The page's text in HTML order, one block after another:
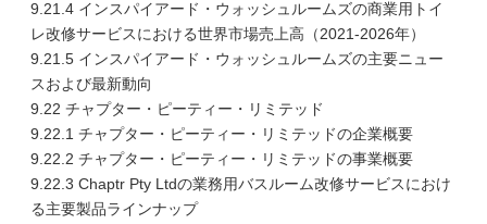
9.21.4 インスパイアード・ウォッシュルームズの商業用トイ
レ改修サービスにおける世界市場売上高（2021-2026年）
9.21.5 インスパイアード・ウォッシュルームズの主要ニュー
スおよび最新動向
9.22 チャプター・ピーティー・リミテッド
9.22.1 チャプター・ピーティー・リミテッドの企業概要
9.22.2 チャプター・ピーティー・リミテッドの事業概要
9.22.3 Chaptr Pty Ltdの業務用バスルーム改修サービスにおけ
る主要製品ラインナップ